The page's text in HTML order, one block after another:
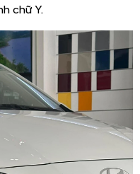
chữ Y.